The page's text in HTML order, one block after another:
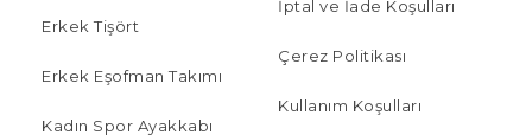
Erkek Tişört
Erkek Eşofman Takımı
Kadın Spor Ayakkabı
İptal ve İade Koşulları
Çerez Politikası
Kullanım Koşulları